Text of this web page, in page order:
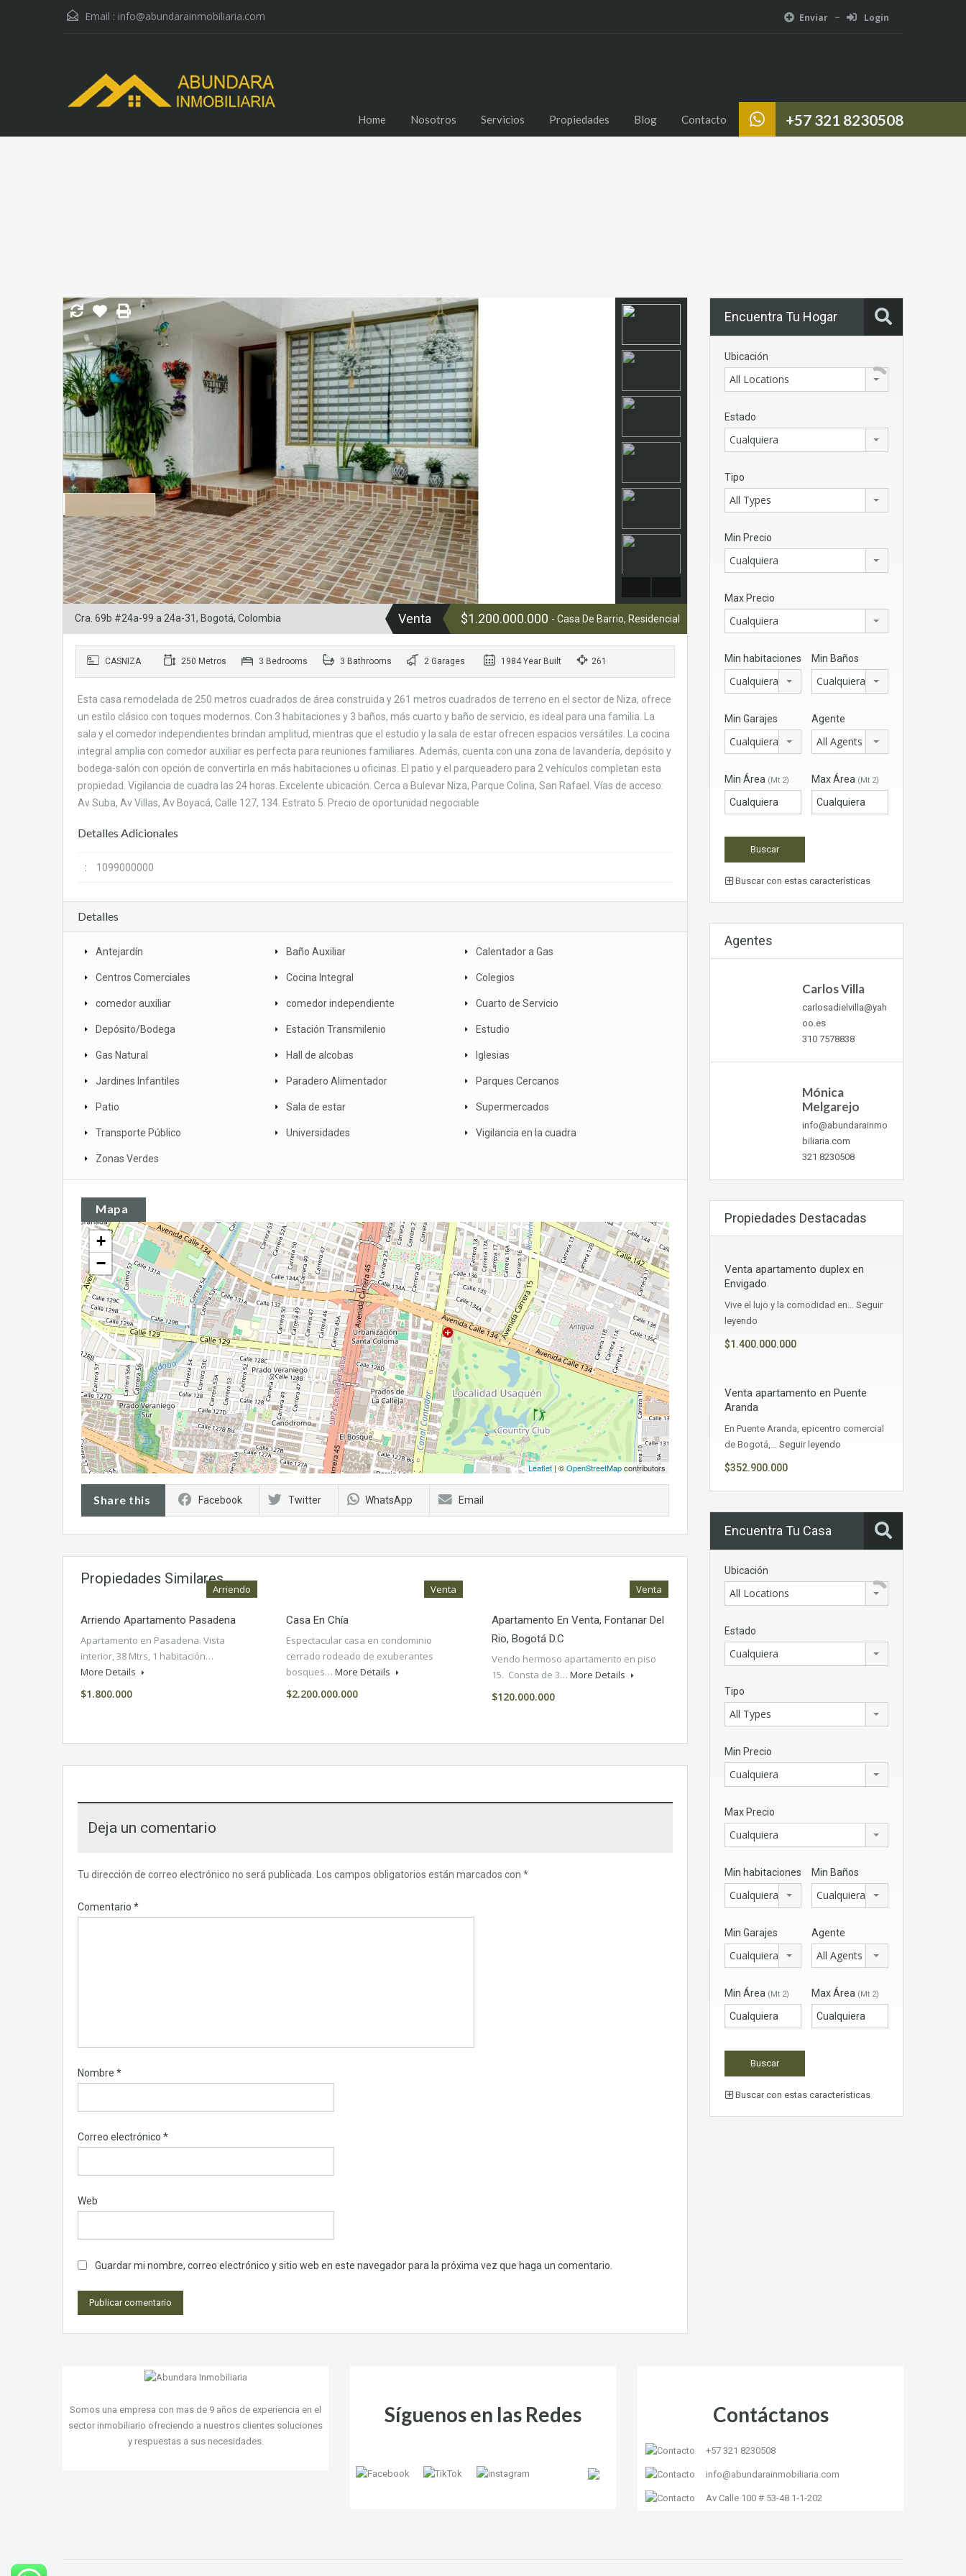
Email : info@abundarainmobiliaria.com Enviar Login
+57 321 8230508
Home Nosotros Servicios Propiedades Blog Contacto
Cra. 69b #24a-99 a 24a-31, Bogotá, Colombia Venta $1.200.000.000 - Casa De Barrio, Residencial
CASNIZA 250 Metros 3 Bedrooms 3 Bathrooms 2 Garages 1984 Year Built 261
Esta casa remodelada de 250 metros cuadrados de área construida y 261 metros cuadrados de terreno en el sector de Niza, ofrece
un estilo clásico con toques modernos. Con 3 habitaciones y 3 baños, más cuarto y baño de servicio, es ideal para una familia. La
sala y el comedor independientes brindan amplitud, mientras que el estudio y la sala de estar ofrecen espacios versátiles. La cocina
integral amplia con comedor auxiliar es perfecta para reuniones familiares. Además, cuenta con una zona de lavandería, depósito y
bodega-salón con opción de convertirla en más habitaciones u oficinas. El patio y el parqueadero para 2 vehículos completan esta
propiedad. Vigilancia de cuadra las 24 horas. Excelente ubicación. Cerca a Bulevar Niza, Parque Colina, San Rafael. Vías de acceso:
Av Suba, Av Villas, Av Boyacá, Calle 127, 134. Estrato 5. Precio de oportunidad negociable
Detalles Adicionales
: 1099000000
Detalles
Antejardín Baño Auxiliar Calentador a Gas
Centros Comerciales Cocina Integral Colegios
comedor auxiliar comedor independiente Cuarto de Servicio
Depósito/Bodega Estación Transmilenio Estudio
Gas Natural Hall de alcobas Iglesias
Jardines Infantiles Paradero Alimentador Parques Cercanos
Patio Sala de estar Supermercados
Transporte Público Universidades Vigilancia en la cuadra
Zonas Verdes
Mapa
+
−
Leaflet | ©OpenStreetMapcontributors
Share this Facebook Twitter WhatsApp Email
Propiedades Similares
Arriendo
Arriendo Apartamento Pasadena
Apartamento en Pasadena. Vista
interior, 38 Mtrs, 1 habitación…
More Details
$1.800.000
Venta
Casa En Chía
Espectacular casa en condominio
cerrado rodeado de exuberantes
bosques… More Details
$2.200.000.000
Venta
Apartamento En Venta, Fontanar Del
Rio, Bogotá D.C
Vendo hermoso apartamento en piso
15. Consta de 3… More Details
$120.000.000
Deja un comentario
Tu dirección de correo electrónico no será publicada. Los campos obligatorios están marcados con *
Comentario *
Nombre *
Correo electrónico *
Web
Guardar mi nombre, correo electrónico y sitio web en este navegador para la próxima vez que haga un comentario.
Encuentra Tu Hogar
Ubicación
All Locations
Estado
Cualquiera
Tipo
All Types
Min Precio
Cualquiera
Max Precio
Cualquiera
Min habitaciones
Cualquiera
Min Baños
Cualquiera
Min Garajes
Cualquiera
Agente
All Agents
Min Área (Mt 2) Max Área (Mt 2)
Buscar con estas características
Agentes
Carlos Villa
carlosadielvilla@yah
oo.es
310 7578838
Mónica
Melgarejo
info@abundarainmo
biliaria.com
321 8230508
Propiedades Destacadas
Venta apartamento duplex en
Envigado
Vive el lujo y la comodidad en… Seguir
leyendo
$1.400.000.000
Venta apartamento en Puente
Aranda
En Puente Aranda, epicentro comercial
de Bogotá,… Seguir leyendo
$352.900.000
Encuentra Tu Casa
Ubicación
All Locations
Estado
Cualquiera
Tipo
All Types
Min Precio
Cualquiera
Max Precio
Cualquiera
Min habitaciones
Cualquiera
Min Baños
Cualquiera
Min Garajes
Cualquiera
Agente
All Agents
Min Área (Mt 2) Max Área (Mt 2)
Buscar con estas características
Somos una empresa con mas de 9 años de experiencia en el
sector inmobiliario ofreciendo a nuestros clientes soluciones
y respuestas a sus necesidades.
Síguenos en las Redes Contáctanos
+57 321 8230508
info@abundarainmobiliaria.com
Av Calle 100 # 53-48 1-1-202